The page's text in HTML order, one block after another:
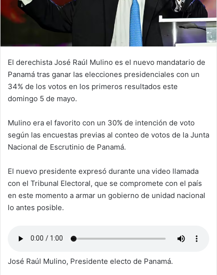
El derechista José Raúl Mulino es el nuevo mandatario de
Panamá tras ganar las elecciones presidenciales con un
34% de los votos en los primeros resultados este
domingo 5 de mayo.
Mulino era el favorito con un 30% de intención de voto
según las encuestas previas al conteo de votos de la Junta
Nacional de Escrutinio de Panamá.
El nuevo presidente expresó durante una video llamada
con el Tribunal Electoral, que se compromete con el país
en este momento a armar un gobierno de unidad nacional
lo antes posible.
José Raúl Mulino, Presidente electo de Panamá.